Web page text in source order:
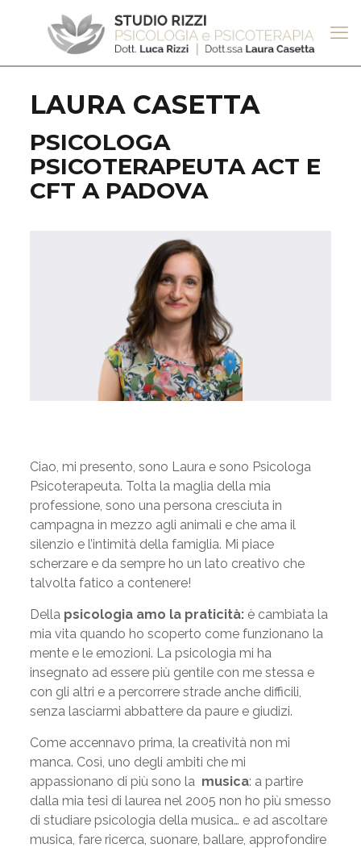
LAURA CASETTA
PSICOLOGA
PSICOTERAPEUTA ACT E
CFT A PADOVA
Ciao, mi presento, sono Laura e sono Psicologa
Psicoterapeuta. Tolta la maglia della mia
professione, sono una persona cresciuta in
campagna in mezzo agli animali e che ama il
silenzio e l’intimità della famiglia. Mi piace
scherzare e da sempre ho un lato creativo che
talvolta fatico a contenere!
Della psicologia amo la praticità:è cambiata la
mia vita quando ho scoperto come funzionano la
mente e le emozioni. La psicologia mi ha
insegnato ad essere più gentile con me stessa e
con gli altri e a percorrere strade anche difficili,
senza lasciarmi abbattere da paure e giudizi.
Come accennavo prima, la creatività non mi
manca. Così, uno degli ambiti che mi
appassionano di più sono la musica: a partire
dalla mia tesi di laurea nel 2005 non ho più smesso
di studiare psicologia della musica… e ad ascoltare
musica, fare ricerca, suonare, ballare, approfondire